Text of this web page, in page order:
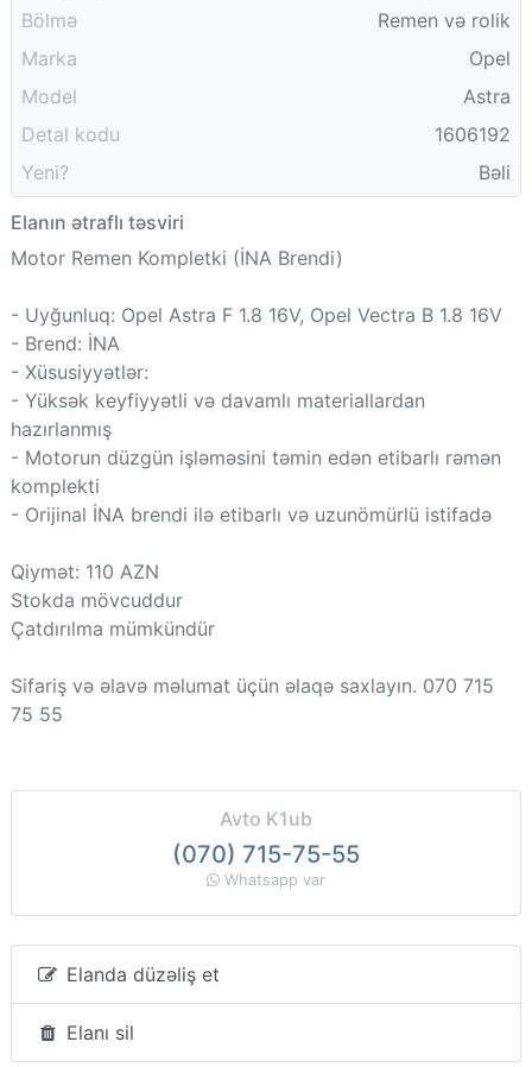
Bölmə
Remen və rolik
Marka
Opel
Model
Astra
Detal kodu
1606192
Yeni?
Bəli
Elanın ətraflı təsviri
Motor Remen Kompletki (İNA Brendi)
- Uyğunluq: Opel Astra F 1.8 16V, Opel Vectra B 1.8 16V
- Brend: İNA
- Xüsusiyyətlər:
- Yüksək keyfiyyətli və davamlı materiallardan
hazırlanmış
- Motorun düzgün işləməsini təmin edən etibarlı rəmən
komplekti
- Orijinal İNA brendi ilə etibarlı və uzunömürlü istifadə
Qiymət: 110 AZN
Stokda mövcuddur
Çatdırılma mümkündür
Sifariş və əlavə məlumat üçün əlaqə saxlayın. 070 715
75 55
Avto K1ub
(070) 715-75-55
Whatsapp var
Elanda düzəliş et
Elanı sil